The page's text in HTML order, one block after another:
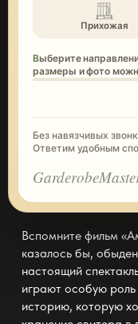
Прихожая
Выберите направление · Дальше 5 коротких вопросов ·
размеры и фото
Без навязчивых
Ответим удобным
Вспомните фильм
казалось бы,
настоящий
играют особую
историю, которую